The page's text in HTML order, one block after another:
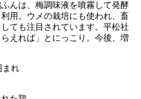
んは、梅調味液を噴霧して発酵
用。ウメの栽培にも使われ、畜
ても注目されています。平松社
えれば」とにっこり。今後、増